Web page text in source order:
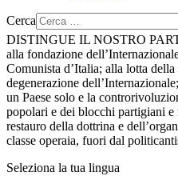
Cerca
DISTINGUE IL NOSTRO
alla fondazione
Comunista d’Italia; alla lotta
degenerazione
un Paese solo e la
popolari e dei blocchi partigiani e
restauro della dottrina e
classe operaia, fuori dal
Seleziona la tua lingua